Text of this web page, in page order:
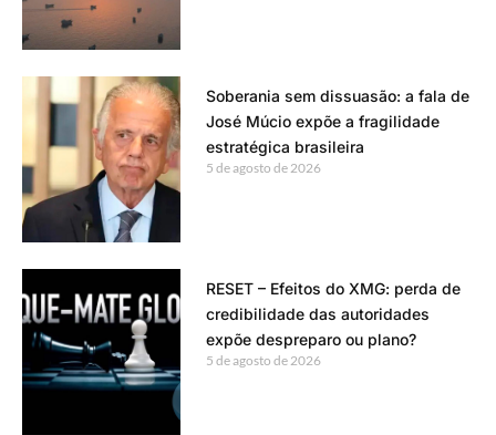
Soberania sem dissuasão: a fala de
José Múcio expõe a fragilidade
estratégica brasileira
5 de agosto de 2026
RESET – Efeitos do XMG: perda de
credibilidade das autoridades
expõe despreparo ou plano?
5 de agosto de 2026